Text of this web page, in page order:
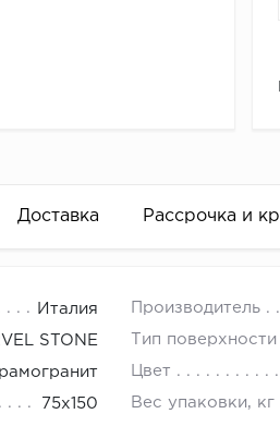
Доставка Рассрочка и
Италия Производитель
STONE Тип поверхности
Цвет
75x150 Вес упаковки, кг